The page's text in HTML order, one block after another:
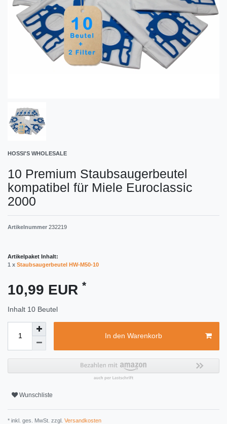
HOSSI'S WHOLESALE
10 Premium Staubsaugerbeutel
kompatibel für Miele Euroclassic
2000
Artikelnummer 232219
Artikelpaket Inhalt:
1 x Staubsaugerbeutel HW-M50-10
10,99 EUR *
Inhalt 10 Beutel
In den Warenkorb
Wunschliste
* inkl. ges. MwSt. zzgl. Versandkosten